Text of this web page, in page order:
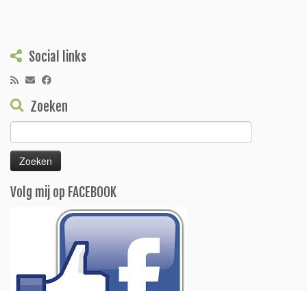
Social links
Zoeken
naar:
Volg mij op FACEBOOK